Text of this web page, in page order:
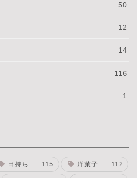
50
12
14
116
1
日持ち 115 洋菓子 112